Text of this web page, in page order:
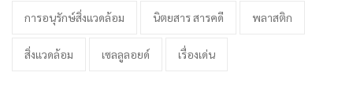
การอนุรักษ์สิ่งแวดล้อม นิตยสาร สารคดี พลาสติก
สิ่งแวดล้อม เซลลูลอยด์ เรื่องเด่น